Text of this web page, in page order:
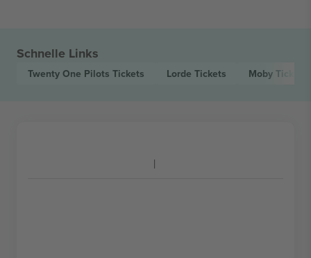
Schnelle Links
Twenty One Pilots Tickets Lorde Tickets Moby Tickets